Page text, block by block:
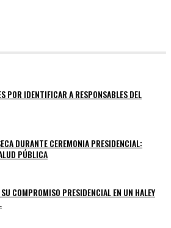
POR IDENTIFICAR A RESPONSABLES DEL
DURANTE CEREMONIA PRESIDENCIAL:
PÚBLICA
COMPROMISO PRESIDENCIAL EN UN HALEY